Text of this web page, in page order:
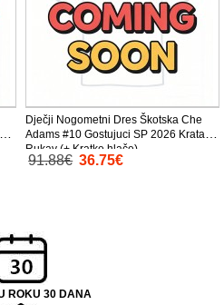
Dječji Nogometni Dres Škotska Che
Adams #10 Gostujuci SP 2026 Kratak
Rukav (+ Kratke hlače)
91.88€ 36.75€
ROKU 30 DANA